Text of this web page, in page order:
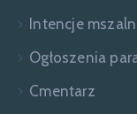
Intencje
Ogłoszenia
Cmentarz